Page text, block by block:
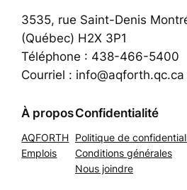
3535, rue Saint-Denis
(Québec) H2X 3P1
Téléphone : 438-466-5400
Courriel : info@aqforth.qc.ca
À propos
AQFORTH
Emplois
Confidentialité
Politique de
Conditions générales
Nous joindre